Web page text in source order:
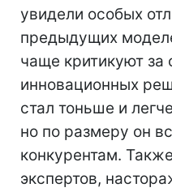
увидели особых
предыдущих
чаще критикуют за
инновационных
стал тоньше и
но по размеру он
конкурентам.
экспертов,